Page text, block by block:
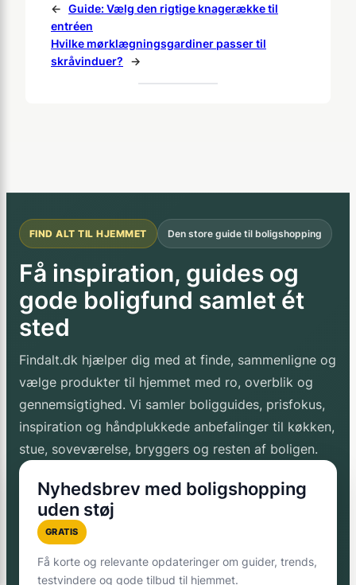
← Guide: Vælg den rigtige knagerække til
entréen
Hvilke mørklægningsgardiner passer til
skråvinduer?
→
FIND ALT TIL HJEMMET Den store guide til boligshopping
Få inspiration, guides og
gode boligfund samlet ét
sted
Findalt.dk hjælper dig med at finde, sammenligne og
vælge produkter til hjemmet med ro, overblik og
gennemsigtighed. Vi samler boligguides, prisfokus,
inspiration og håndplukkede anbefalinger til køkken,
stue, soveværelse, bryggers og resten af boligen.
Nyhedsbrev med boligshopping
uden støj
GRATIS
Få korte og relevante opdateringer om guider, trends,
testvindere og gode tilbud til hjemmet.